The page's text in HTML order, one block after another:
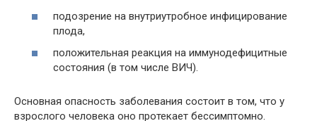
подозрение на внутриутробное инфицирование
плода,
положительная реакция на иммунодефицитные
состояния (в том числе ВИЧ).
Основная опасность заболевания состоит в том, что у
взрослого человека оно протекает бессимптомно.